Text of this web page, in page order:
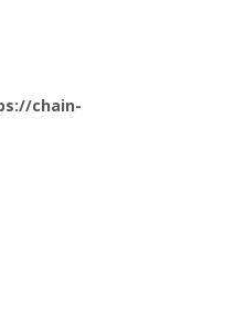
chain-